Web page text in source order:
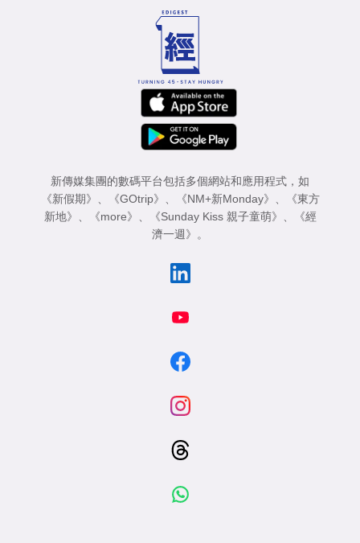
新傳媒集團的數碼平台包括多個網站和應用程式，如
《新假期》
《GOtrip》 《NM+新Monday》
《東方
新地》
《more》 《Sunday Kiss 親子童萌》
《經
濟一週》
。